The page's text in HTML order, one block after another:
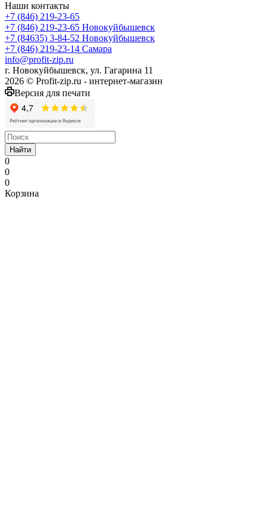
Наши контакты
+7 (846) 219-23-65
+7 (846) 219-23-65 Новокуйбышевск
+7 (84635) 3-84-52 Новокуйбышевск
+7 (846) 219-23-14 Самара
info@profit-zip.ru
г. Новокуйбышевск, ул. Гагарина 11
2026 © Profit-zip.ru - интернет-магазин
Версия для печати
Найти
0
0
0
Корзина